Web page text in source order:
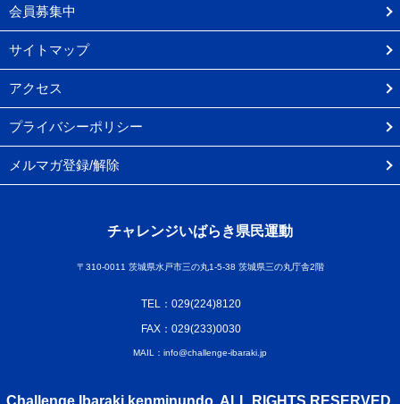
会員募集中
サイトマップ
アクセス
プライバシーポリシー
メルマガ登録/解除
チャレンジいばらき県民運動
〒310-0011 茨城県水戸市三の丸1-5-38 茨城県三の丸庁舎2階
TEL：029(224)8120
FAX：029(233)0030
MAIL：info@challenge-ibaraki.jp
Challenge Ibaraki kenminundo. ALL RIGHTS RESERVED.